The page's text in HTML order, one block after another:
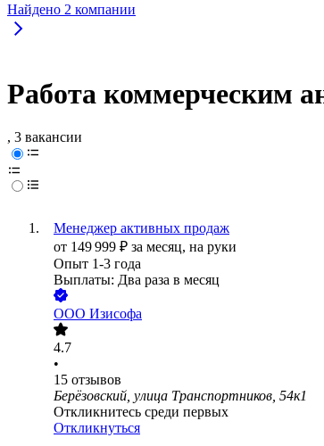
Найдено 2 компании
Работа коммерческим
, 3 вакансии
Менеджер активных продаж
от 149 999 ₽ за месяц, на руки
Опыт 1-3 года
Выплаты: Два раза в месяц
ООО Изисофа
4.7
•
15 отзывов
Берёзовский, улица Транспортников, 54к1
Откликнитесь среди первых
Откликнуться